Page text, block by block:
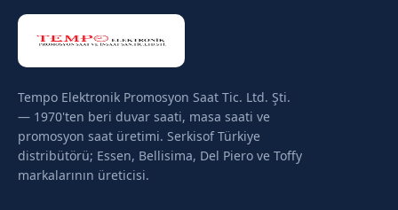
Tempo Elektronik Promosyon Saat Tic. Ltd. Şti.
— 1970'ten beri duvar saati, masa saati ve
promosyon saat üretimi. Serkisof Türkiye
distribütörü; Essen, Bellisima, Del Piero ve Toffy
markalarının üreticisi.